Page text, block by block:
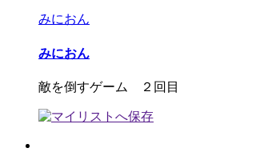
みにおん
みにおん
敵を倒すゲーム ２回目